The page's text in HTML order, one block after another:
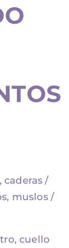
caderas /
muslos /
cuello